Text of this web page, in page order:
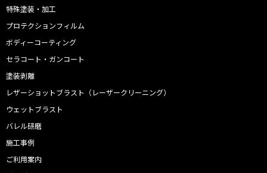
特殊塗装・加工
プロテクションフィルム
ボディーコーティング
セラコート・ガンコート
塗装剥離
レザーショットブラスト（レーザークリーニング）
ウェットブラスト
バレル研磨
施工事例
ご利用案内